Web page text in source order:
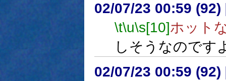
02/07/23 00:59 (92)
\t\u\s[10]ホット
しそうなのです
02/07/23 00:59 (92)